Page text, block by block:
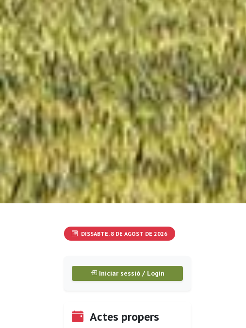
DISSABTE, 8 DE AGOST DE 2026
Iniciar sessió / Login
Actes propers